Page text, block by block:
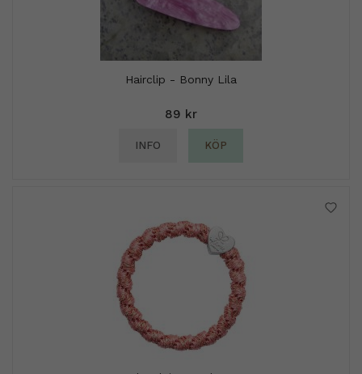
Hairclip - Bonny Lila
89 kr
INFO KÖP